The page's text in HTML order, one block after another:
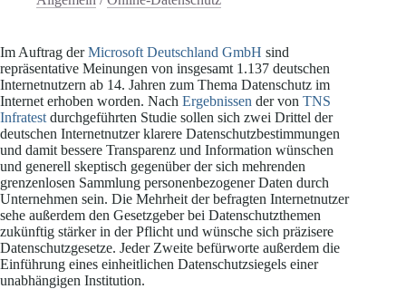
Im Auftrag derMicrosoft Deutschland GmbH sind
repräsentative Meinungen von insgesamt 1.137 deutschen
Internetnutzern ab 14. Jahren zum Thema Datenschutz im
Internet erhoben worden. Nach Ergebnissen der von TNS
Infratest durchgeführten Studie sollen sich zwei Drittel der
deutschen Internetnutzer klarere Datenschutzbestimmungen
und damit bessere Transparenz und Information wünschen
und generell skeptisch gegenüber der sich mehrenden
grenzenlosen Sammlung personenbezogener Daten durch
Unternehmen sein. Die Mehrheit der befragten Internetnutzer
sehe außerdem den Gesetzgeber bei Datenschutzthemen
zukünftig stärker in der Pflicht und wünsche sich präzisere
Datenschutzgesetze. Jeder Zweite befürworte außerdem die
Einführung eines einheitlichen Datenschutzsiegels einer
unabhängigen Institution.